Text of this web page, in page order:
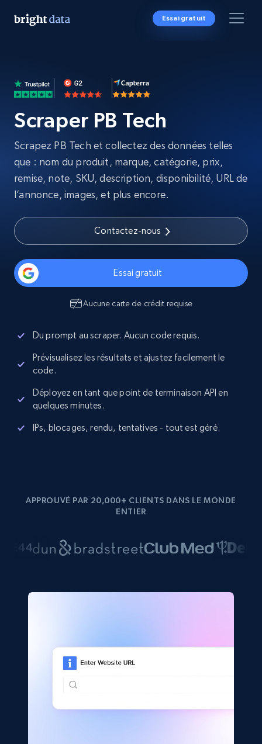
Essai gratuit
Scraper PB Tech
Scrapez PB Tech et collectez des données telles
que : nom du produit, marque, catégorie, prix,
remise, note, SKU, description, disponibilité, URL de
l’annonce, images, et plus encore.
Contactez-nous
Essai gratuit
Aucune carte de crédit requise
Du prompt au scraper. Aucun code requis.
Prévisualisez les résultats et ajustez facilement le
code.
Déployez en tant que point de terminaison API en
quelques minutes.
IPs, blocages, rendu, tentatives - tout est géré.
APPROUVÉ PAR 20,000+ CLIENTS DANS LE MONDE
ENTIER